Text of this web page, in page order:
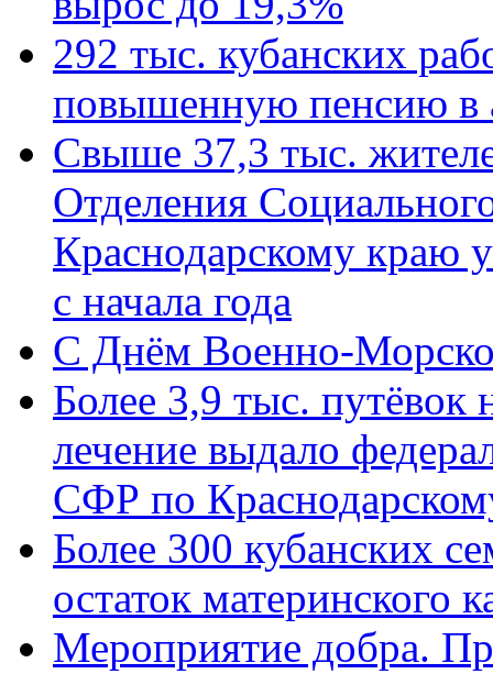
292 тыс. кубанских
повышенную пенсию в
Свыше 37,3 тыс.
Отделения
Краснодарскому краю
с начала года
C Днём Военно-
Более 3,9 тыс. путёвок
лечение выдало
СФР по
Более 300 кубанских
остаток материнского
Мероприятие добра.